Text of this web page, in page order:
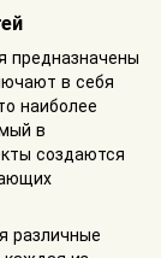
предназначены
в себя
наиболее
в
создаются
различные